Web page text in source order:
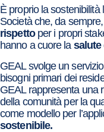
È proprio la
Società che, da
rispettoper i propri
hanno a cuore la salute
GEAL svolge un
bisogni primari dei
GEAL rappresenta una
della comunità per la
come modello per
sostenibile.